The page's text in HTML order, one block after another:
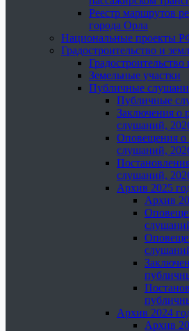
Реестр маршрутов
города Орла
Национальные проекты
Градостроительство и
Земельные участки
Публичные
Публичные
Заключения о
слушаний,
Оповещения о
слушаний,
слушаний,
Архив 2025
Архив
Архив 2024
Архив